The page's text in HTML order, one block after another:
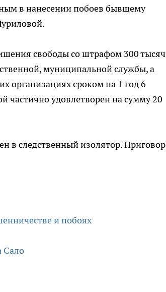
в нанесении побоев бывшему
свободы со штрафом 300 тысяч
муниципальной службы, а
организациях сроком на 1 год 6
частично удовлетворен на сумму 20
в следственный изолятор. Приговор
и побоях
Сало